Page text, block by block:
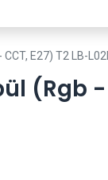
E27) T2 LB-
(Rgb -